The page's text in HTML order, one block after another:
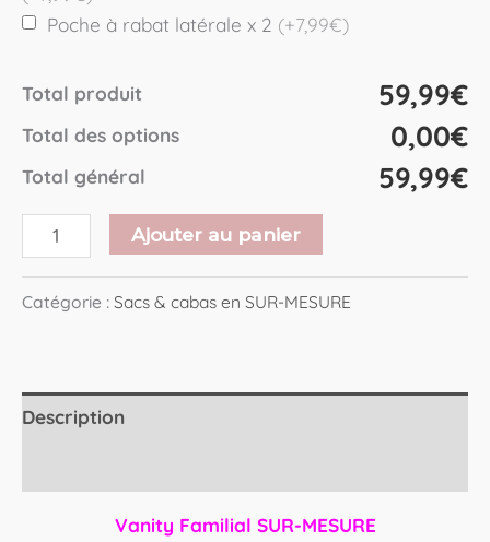
Poche à rabat latérale x 2 (+7,99€)
Total produit 59,99€
Total des options 0,00€
Total général 59,99€
Ajouter au panier
Catégorie : Sacs & cabas en SUR-MESURE
Description
Vanity Familial SUR-MESURE